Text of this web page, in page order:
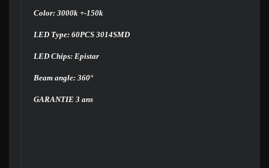
Color: 3000k +-150k
LED Type: 60PCS 3014SMD
LED Chips: Epistar
Beam angle: 360°
GARANTIE 3 ans